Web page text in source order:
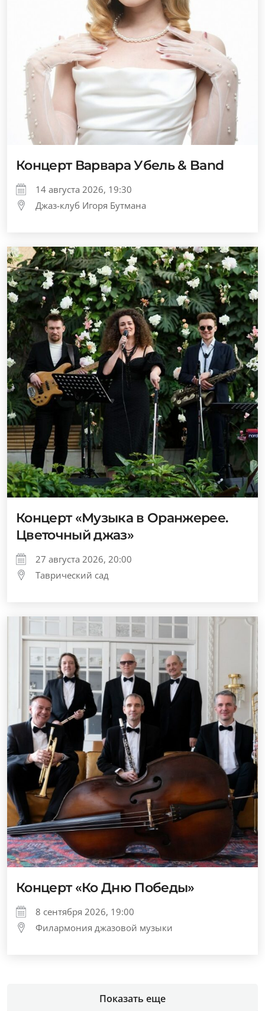
Концерт Варвара Убель & Band
14 августа 2026, 19:30
Джаз-клуб Игоря Бутмана
Концерт «Музыка в Оранжерее.
Цветочный джаз»
27 августа 2026, 20:00
Таврический сад
Концерт «Ко Дню Победы»
8 сентября 2026, 19:00
Филармония джазовой музыки
Показать еще